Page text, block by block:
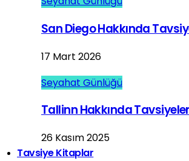
San Diego Hakkında
17 Mart 2026
Seyahat Günlüğü
Tallinn Hakkında
26 Kasım 2025
Tavsiye Kitaplar